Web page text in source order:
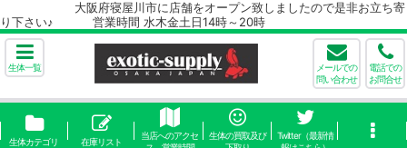
大阪府寝屋川市に店舗をオープン致しましたので是非お立ち寄
り下さい♪ 営業時間 水木金土日14時～20時
生体一覧
メールでの
問い合わせ
電話での
お問合せ
生体カテゴリ 在庫リスト
当店へのアクセ
生体の買取及び
Twitter（最新情